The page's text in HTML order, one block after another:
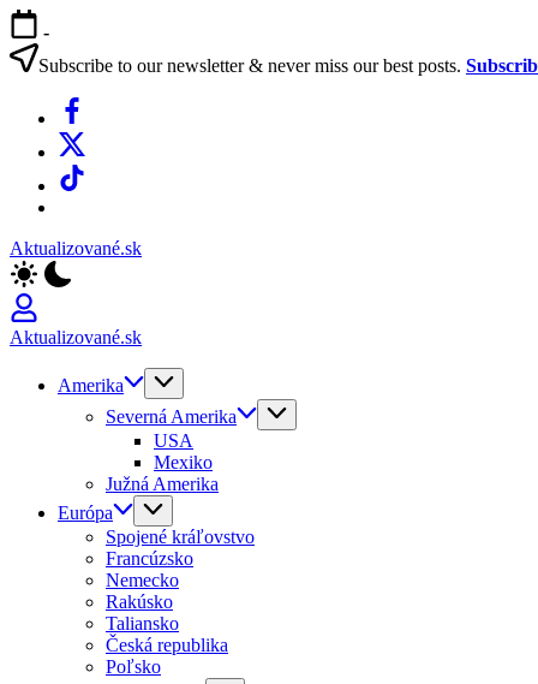
Skip
to
content
-
Subscribe to our newsletter & never miss our best posts.
Facebook
X
TikTok
Aktualizované.sk
Aktualizované.sk
Amerika
Severná Amerika
USA
Mexiko
Južná Amerika
Európa
Spojené kráľovstvo
Francúzsko
Nemecko
Rakúsko
Taliansko
Česká republika
Poľsko